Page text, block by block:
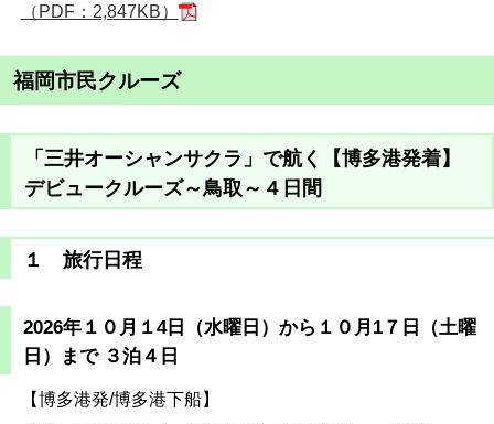
（PDF：2,847KB）
福岡市民クルーズ
「三井オーシャンサクラ」で航く【博多港発着】
デビュークルーズ～鳥取～４日間
１ 旅行日程
2026年１０月１4日（水曜日）から１０月1７日（土曜
日）まで ３泊４日
【博多港発/博多港下船】